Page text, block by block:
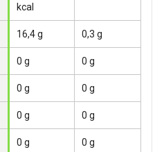
kcal
16,4 g 0,3 g
0 g 0 g
0 g 0 g
0 g 0 g
0 g 0 g